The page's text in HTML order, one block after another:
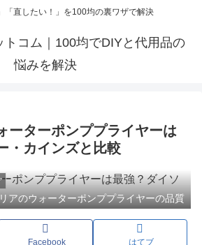
「直したい！」を100均の裏ワザで解決
ーターポンププライヤーは
・カインズと比較
アのウォーターポンププライヤーの品質
Facebook はてブ